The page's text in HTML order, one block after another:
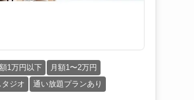
1万円以下
月額1〜2万円
ジオ 通い放題プランあり